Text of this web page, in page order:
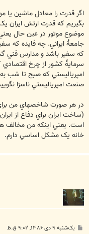
اگر قدرت را معادل ماشين يا
بگيريم که قدرت ارتش ايران
موضوع موتور در عين حال
جامعۀ ايراني. چه فايده که
که سفير باشد و مدارس فني
سرمايۀ کشور از چرخ
امپرياليستي که صبح تا شب
صنعت امپرياليستي ناسزا
در هر صورت شاخصهاي من
(ساخت ايران براي دفاع از
است. يعني اينکه من مخالف
خانه يک مشکل اساسي دارم.
یک‌شنبه ۹ دی ۱۳۸۶, ۹:۰۲ ق.ظ